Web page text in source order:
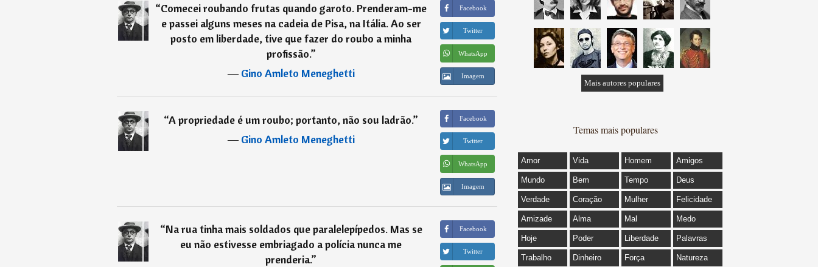
“Comecei roubando frutas quando garoto. Prenderam-me
e passei alguns meses na cadeia de Pisa, na Itália. Ao ser
posto em liberdade, tive que fazer do roubo a minha
profissão.”
―Gino Amleto Meneghetti
Facebook
Twitter
WhatsApp
Imagem
“A propriedade é um roubo; portanto, não sou ladrão.”
―Gino Amleto Meneghetti
Facebook
Twitter
WhatsApp
Imagem
“Na rua tinha mais soldados que paralelepípedos. Mas se
eu não estivesse embriagado a polícia nunca me
prenderia.”
Facebook
Twitter
Mais autores populares
Temas mais populares
Amor Vida Homem Amigos
Mundo Bem Tempo Deus
Verdade Coração Mulher Felicidade
Amizade Alma Mal Medo
Hoje Poder Liberdade Palavras
Trabalho Dinheiro Força Natureza